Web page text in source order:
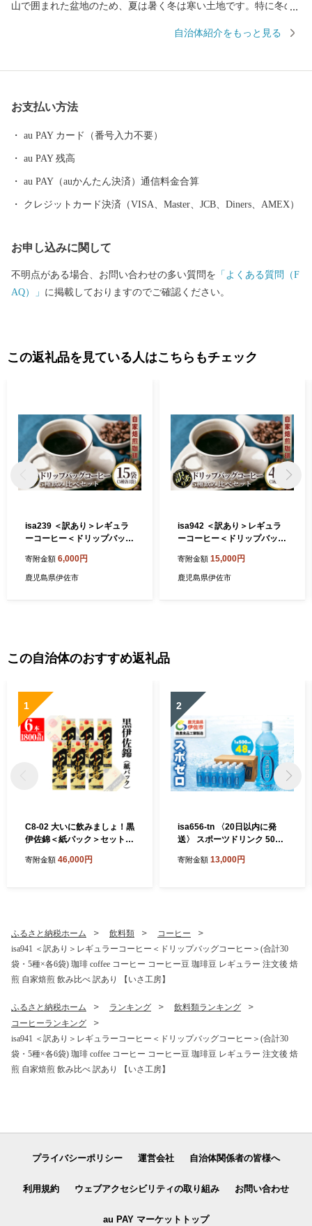
山で囲まれた盆地のため、夏は暑く冬は寒い土地です。特に冬の
総務大臣よりふるさと納税の指定を受けた自治体です。
自治体紹介をもっと見る
お支払い方法
au PAY カード（番号入力不要）
au PAY 残高
au PAY（auかんたん決済）通信料金合算
クレジットカード決済（VISA、Master、JCB、Diners、AMEX）
お申し込みに関して
不明点がある場合、お問い合わせの多い質問を 「よくある質問（F
AQ）」 に掲載しておりますのでご確認ください。
この返礼品を見ている人はこちらもチェック
isa239 ＜訳あり＞レギュラ
ーコーヒー＜ドリップバッグ
各3袋) 珈琲 coffee コーヒー
コーヒー豆 珈琲豆 レギュラ
寄附金額 6,000円
鹿児島県伊佐市
isa942 ＜訳あり＞レギュラ
ーコーヒー＜ドリップバッグ
各9袋) 珈琲 coffee コーヒー
コーヒー豆 珈琲豆 レギュラ
寄附金額 15,000円
鹿児島県伊佐市
この自治体のおすすめ返礼品
1
C8-02 大いに飲みましょ！黒
伊佐錦＜紙パック＞セット
佐市 特産品 鹿児島 大口酒造
寄附金額 46,000円
2
isa656-tn 〈20日以内に発
送〉 スポーツドリンク 500
ル カロリーゼロ 天然アルカ
エン酸 1,150mg/本含有 【財
宝】
寄附金額 13,000円
ふるさと納税ホーム 飲料類
コーヒー
isa941 ＜訳あり＞レギュラーコーヒー＜ドリップバッグコーヒー＞(合計30
袋・5種×各6袋) 珈琲 coffee コーヒー コーヒー豆 珈琲豆 レギュラー 注文後 焙
煎 自家焙煎 飲み比べ 訳あり 【いさ工房】
ふるさと納税ホーム ランキング
飲料類ランキング
コーヒーランキング
isa941 ＜訳あり＞レギュラーコーヒー＜ドリップバッグコーヒー＞(合計30
袋・5種×各6袋) 珈琲 coffee コーヒー コーヒー豆 珈琲豆 レギュラー 注文後 焙
煎 自家焙煎 飲み比べ 訳あり 【いさ工房】
プライバシーポリシー 運営会社 自治体関係者の皆様へ
利用規約 ウェブアクセシビリティの取り組み お問い合わせ
au PAY マーケットトップ